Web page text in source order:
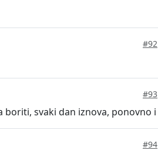
#92
#93
svaki dan iznova, ponovno
#94